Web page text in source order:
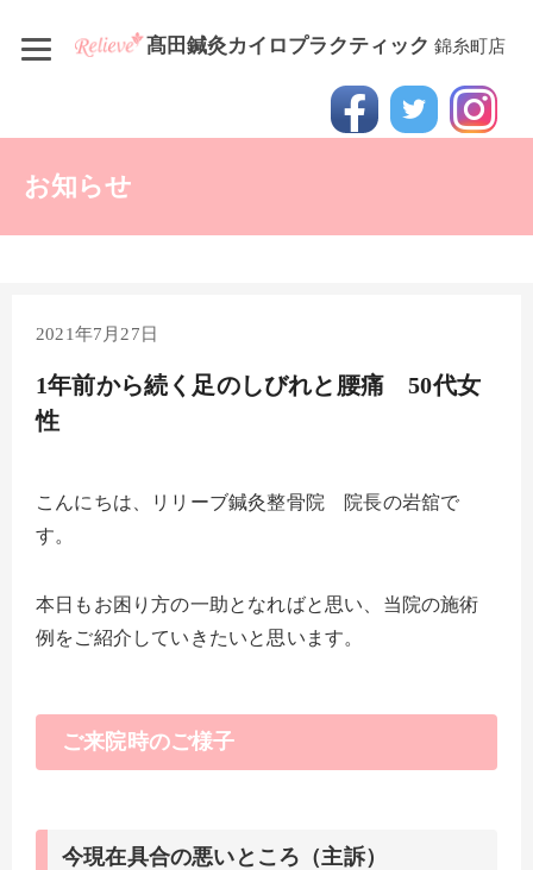
髙田鍼灸カイロプラクティック 錦糸町店
お知らせ
2021年7月27日
1年前から続く足のしびれと腰痛 50代女
性
こんにちは、リリーブ鍼灸整骨院 院長の岩舘で
す。
本日もお困り方の一助となればと思い、当院の施術
例をご紹介していきたいと思います。
ご来院時のご様子
今現在具合の悪いところ（主訴）